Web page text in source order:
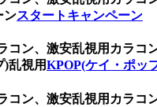
ンスタートキャンペーン
コン、激安乱視用カラ
乱視用KPOP(ケイ・ポッ
コン、激安乱視用カラ